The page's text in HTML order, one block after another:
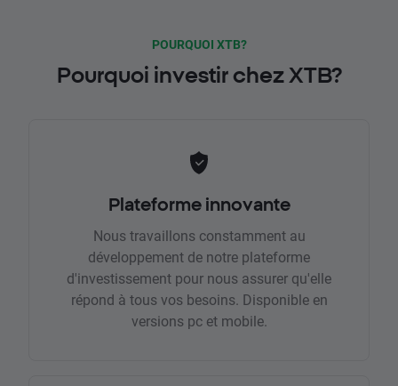
POURQUOI XTB?
Pourquoi investir chez XTB?
Plateforme innovante
Nous travaillons constamment au
développement de notre plateforme
d'investissement pour nous assurer qu'elle
répond à tous vos besoins. Disponible en
versions pc et mobile.